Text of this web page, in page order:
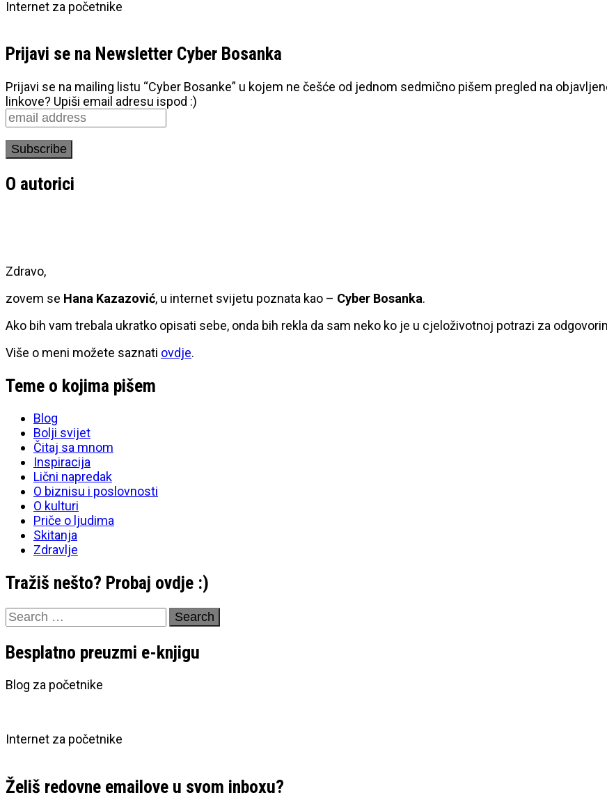
Internet za početnike
Prijavi se na Newsletter Cyber Bosanka
Prijavi se na mailing listu “Cyber Bosanke” u kojem ne češće od jednom sedmično pišem pregled na
linkove? Upiši email adresu ispod :)
O autorici
Zdravo,
zovem se Hana Kazazović, u internet svijetu poznata kao – Cyber Bosanka.
Ako bih vam trebala ukratko opisati sebe, onda bih rekla da sam neko ko je u cjeloživotnoj potrazi za
Više o meni možete saznati ovdje.
Teme o kojima pišem
Blog
Bolji svijet
Čitaj sa mnom
Inspiracija
Lični napredak
O biznisu i poslovnosti
O kulturi
Priče o ljudima
Skitanja
Zdravlje
Tražiš nešto? Probaj ovdje :)
Search
for:
Besplatno preuzmi e-knjigu
Blog za početnike
Internet za početnike
Želiš redovne emailove u svom inboxu?